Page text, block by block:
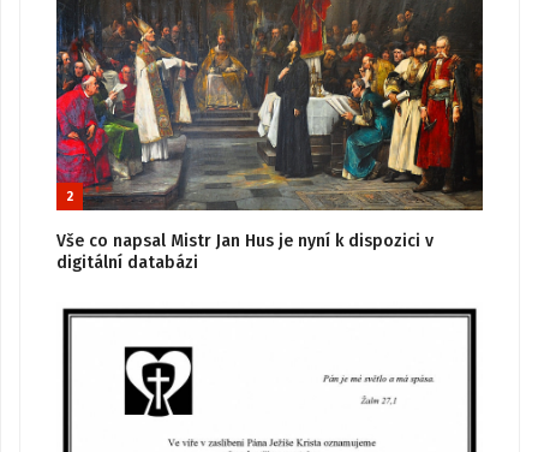
2
Vše co napsal Mistr Jan Hus je nyní k dispozici v
digitální databázi